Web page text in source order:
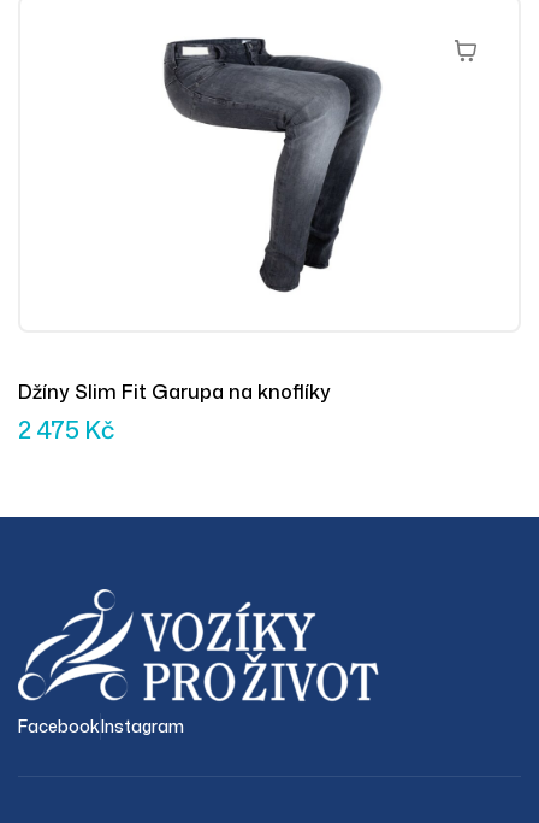
Výběr
Džíny Slim Fit Garupa na knoflíky
2 475 Kč
FacebookInstagram